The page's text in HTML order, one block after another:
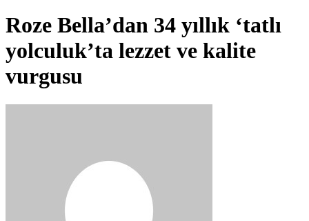
Roze Bella’dan 34 yıllık ‘tatlı
yolculuk’ta lezzet ve kalite
vurgusu